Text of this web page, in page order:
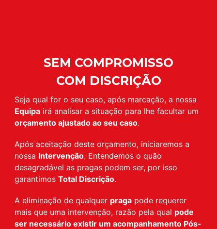
SEM COMPROMISSO
COM DISCRIÇÃO
Seja qual for o seu caso, após marcação, a nossa
Equipa irá analisar a situação para lhe facultar um
orçamento ajustado ao seu caso.
Após aceitação deste orçamento, iniciaremos a
nossa Intervenção. Entendemos o quão
desagradável as pragas podem ser, por isso
garantimos Total Discrição.
A eliminação de qualquer praga pode requerer
mais que uma intervenção, razão pela qual pode
ser necessário existir um acompanhamento Pós-